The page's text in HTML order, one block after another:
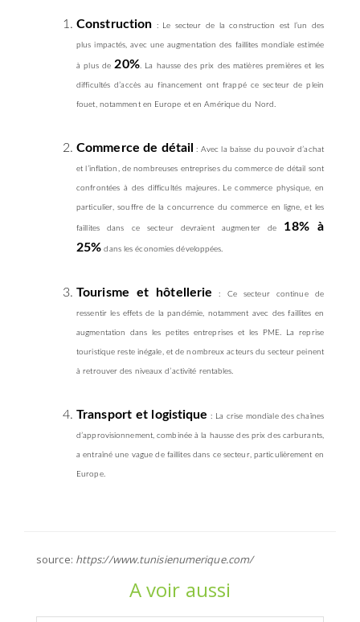
Construction : Le secteur de la construction est l’un des
plus impactés, avec une augmentation des faillites mondiale estimée
à plus de 20%. La hausse des prix des matières premières et les
difficultés d’accès au financement ont frappé ce secteur de plein
fouet, notamment en Europe et en Amérique du Nord.
Commerce de détail : Avec la baisse du pouvoir d’achat
et l’inflation, de nombreuses entreprises du commerce de détail sont
confrontées à des difficultés majeures. Le commerce physique, en
particulier, souffre de la concurrence du commerce en ligne, et les
faillites dans ce secteur devraient augmenter de 18% à
25% dans les économies développées.
Tourisme et hôtellerie : Ce secteur continue de
ressentir les effets de la pandémie, notamment avec des faillites en
augmentation dans les petites entreprises et les PME. La reprise
touristique reste inégale, et de nombreux acteurs du secteur peinent
à retrouver des niveaux d’activité rentables.
Transport et logistique : La crise mondiale des chaînes
d’approvisionnement, combinée à la hausse des prix des carburants,
a entraîné une vague de faillites dans ce secteur, particulièrement en
Europe.
source: https://www.tunisienumerique.com/
A voir aussi